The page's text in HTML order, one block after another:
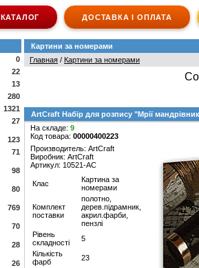
КАТАЛОГ ДОСТАВКА І ОПЛАТА
0
22
13
280
1321
27
123
71
98
80
769
70
28
26
Картини за номерами
Главная / Картини за номерами
ArtCraft Набір для розпису "Мрії
На складе: 9
Код товара: 00000400223
Производитель: ArtCraft
Виробник: ArtCraft
Артикул: 10521-AC
Клас
Картина за
номерами
Комплект
поставки
полотно,
дерев.підрамник,
акрил.фарби,
пензлі
Рівень
складності
5
Кількість
фарб
23